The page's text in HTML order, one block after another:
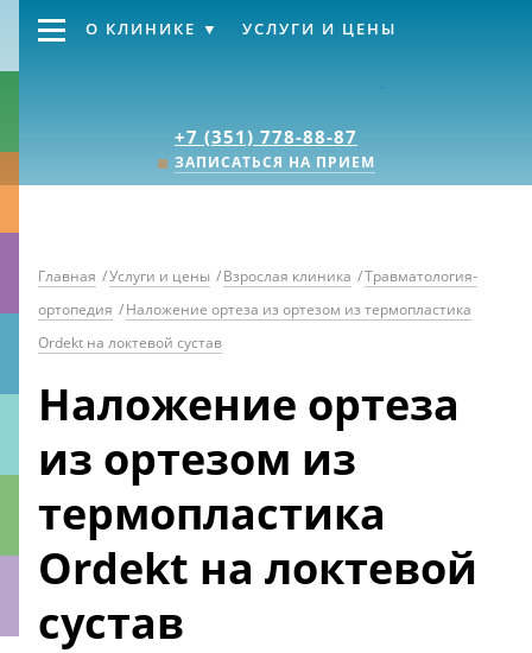
+7 (351) 778-88-87
ЗАПИСАТЬСЯ НА ПРИЕМ
О КЛИНИКЕ УСЛУГИ И ЦЕНЫ
Главная /Услуги и цены /Взрослая клиника /Травматология-
ортопедия /Наложение ортеза из ортезом из термопластика
Ordekt на локтевой сустав
Наложение ортеза
из ортезом из
термопластика
Ordekt на локтевой
сустав